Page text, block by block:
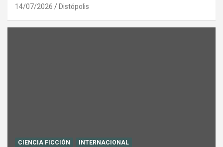
14/07/2026 Distópolis
CIENCIA FICCIÓN INTERNACIONAL